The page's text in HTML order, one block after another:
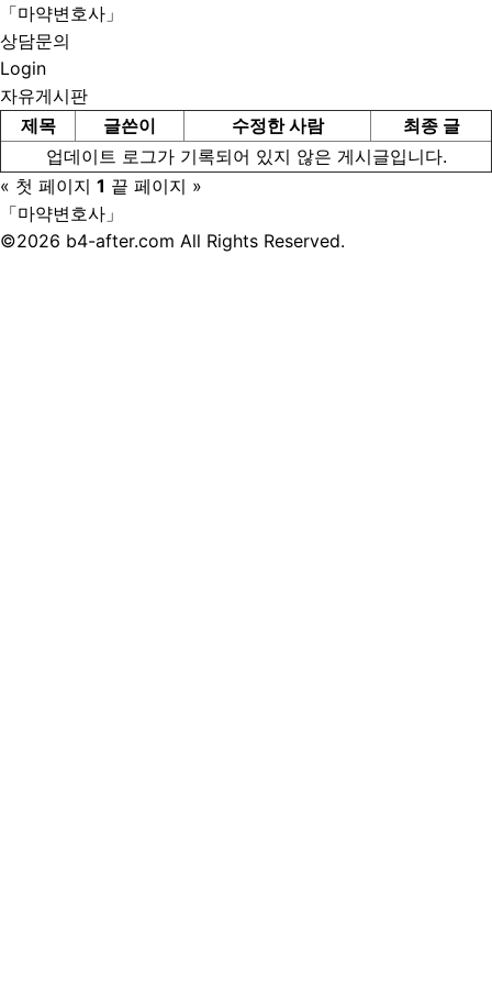
「마약변호사」
상담문의
Login
자유게시판
제목
글쓴이 수정한 사람
최종 글
업데이트 로그가 기록되어 있지 않은 게시글입니다.
« 첫 페이지 1 끝 페이지 »
「마약변호사」
©2026 b4-after.com All Rights Reserved.